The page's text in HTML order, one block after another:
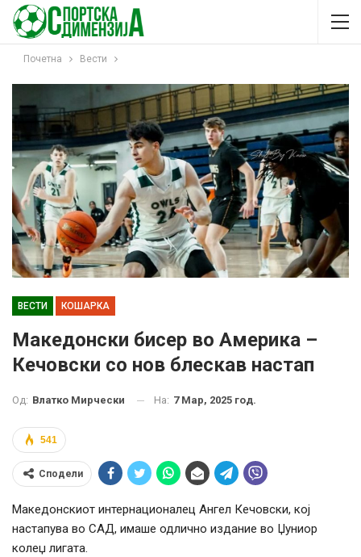
Почетна Вести
ВЕСТИ КОШАРКА
Македонски бисер во Америка –
Кечовски со нов блескав настап
Од: Влатко Мирчески На: 7 Мар, 2025 год.
541
Сподели
Македонскиот интернационалец Ангел Кечовски, кој
настапува во САД, имаше одлично издание во Џуниор
колеџ лигата.